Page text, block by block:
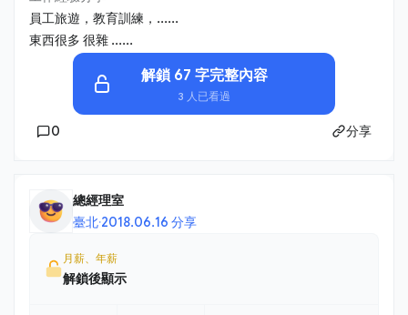
員工旅遊，教育訓練，......
東西很多 很雜 ......
解鎖 67 字完整內容
3 人已看過
0 分享
總經理室
臺北·2018.06.16 分享
月薪、年薪
解鎖後顯示